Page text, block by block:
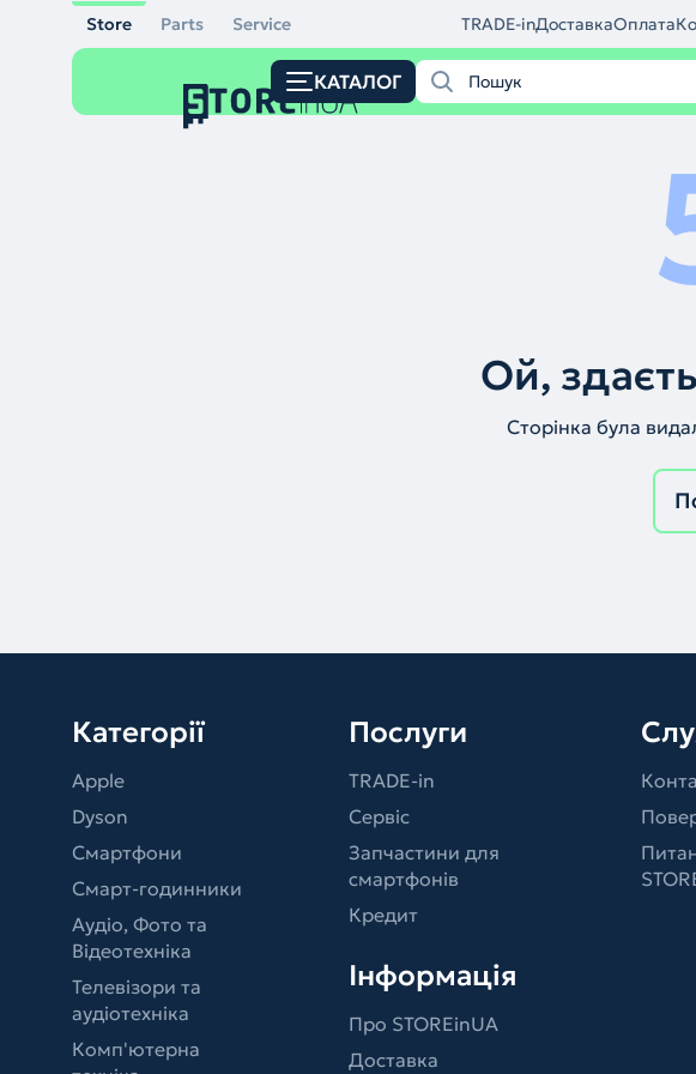
Store Parts Service TRADE-inДоставкаОплата
КАТАЛОГ
Ой,
Сторінка була
Категорії
Apple
Dyson
Смартфони
Смарт-годинники
Аудіо, Фото та
Відеотехніка
Телевізори та
аудіотехніка
Комп'ютерна
Послуги
TRADE-in
Сервіс
Запчастини для
смартфонів
Кредит
Інформація
Про STOREinUA
Доставка